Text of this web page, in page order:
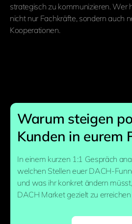
strategisch zu kommunizieren. Wer
nicht nur Fachkräfte, sondern auch
Kooperationen.
Warum steigen
Kunden in eurem
In einem kurzen 1:1 Gespräch
welchen Stellen euer DACH-
und was ihr konkret ändern
DACH Market gezielt zu